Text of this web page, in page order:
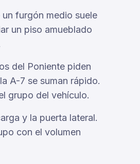
furgón medio suele
un piso amueblado
del Poniente piden
A-7 se suman rápido.
grupo del vehículo.
y la puerta lateral.
con el volumen